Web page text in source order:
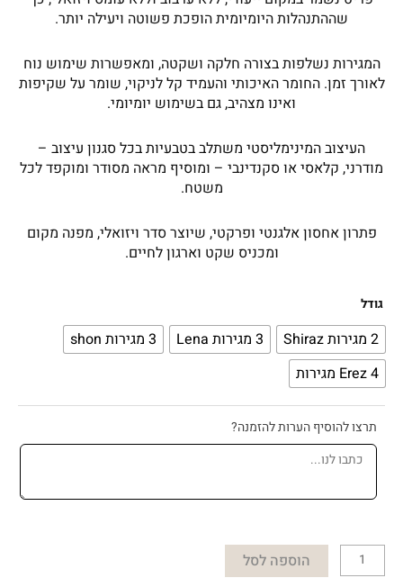
שההתנהלות היומיומית הופכת פשוטה ויעילה יותר.
המגירות נשלפות בצורה חלקה ושקטה, ומאפשרות שימוש נוח
לאורך זמן. החומר האיכותי והעמיד קל לניקוי, שומר על שקיפות
ואינו מצהיב, גם בשימוש יומיומי.
העיצוב המינימליסטי משתלב בטבעיות בכל סגנון עיצוב –
מודרני, קלאסי או סקנדינבי – ומוסיף מראה מסודר ומוקפד לכל
משטח.
פתרון אחסון אלגנטי ופרקטי, שיוצר סדר ויזואלי, מפנה מקום
ומכניס שקט וארגון לחיים.
גודל
2 מגירות Shiraz 3 מגירות Lena
3 מגירות shon
Erez 4 מגירות
תרצו להוסיף הערות להזמנה?
כמות
של
מגירות
אקריל
מגירה
הוספה לסל